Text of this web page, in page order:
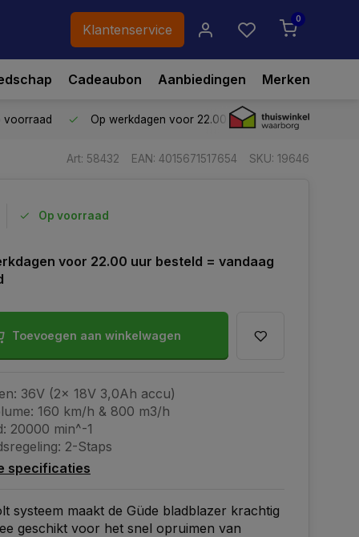
Klantenservice
0
Cadeaubon Aanbiedingen Merken
voorraad Op werkdagen voor 22.00 uur besteld,vandaag
Art: 58432 EAN: 4015671517654 SKU: 19646
Op voorraad
voor 22.00 uur besteld = vandaag
Toevoegen aan winkelwagen
36V (2x 18V 3,0Ah accu)
160 km/h & 800 m3/h
20000 min^-1
2-Staps
specificaties
systeem maakt de Güde bladblazer krachtig
geschikt voor het snel opruimen van